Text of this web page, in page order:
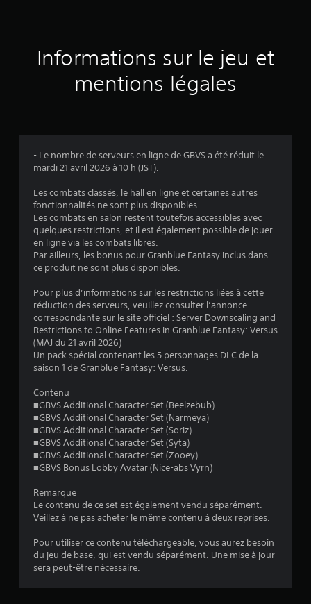
a
.
5
é
t
s
u
r
5
Informations sur le jeu et
mentions légales
- Le nombre de serveurs en ligne de GBVS a été réduit le
mardi 21 avril 2026 à 10 h (JST).
Les combats classés, le hall en ligne et certaines autres
fonctionnalités ne sont plus disponibles.
Les combats en salon restent toutefois accessibles avec
quelques restrictions, et il est également possible de jouer
en ligne via les combats libres.
Par ailleurs, les bonus pour Granblue Fantasy inclus dans
ce produit ne sont plus disponibles.
Pour plus d’informations sur les restrictions liées à cette
réduction des serveurs, veuillez consulter l’annonce
correspondante sur le site officiel : Server Downscaling and
Restrictions to Online Features in Granblue Fantasy: Versus
(MAJ du 21 avril 2026)
Un pack spécial contenant les 5 personnages DLC de la
saison 1 de Granblue Fantasy: Versus.
Contenu
■GBVS Additional Character Set (Beelzebub)
■GBVS Additional Character Set (Narmeya)
■GBVS Additional Character Set (Soriz)
■GBVS Additional Character Set (Syta)
■GBVS Additional Character Set (Zooey)
■GBVS Bonus Lobby Avatar (Nice-abs Vyrn)
Remarque
Le contenu de ce set est également vendu séparément.
Veillez à ne pas acheter le même contenu à deux reprises.
Pour utiliser ce contenu téléchargeable, vous aurez besoin
du jeu de base, qui est vendu séparément. Une mise à jour
sera peut-être nécessaire.